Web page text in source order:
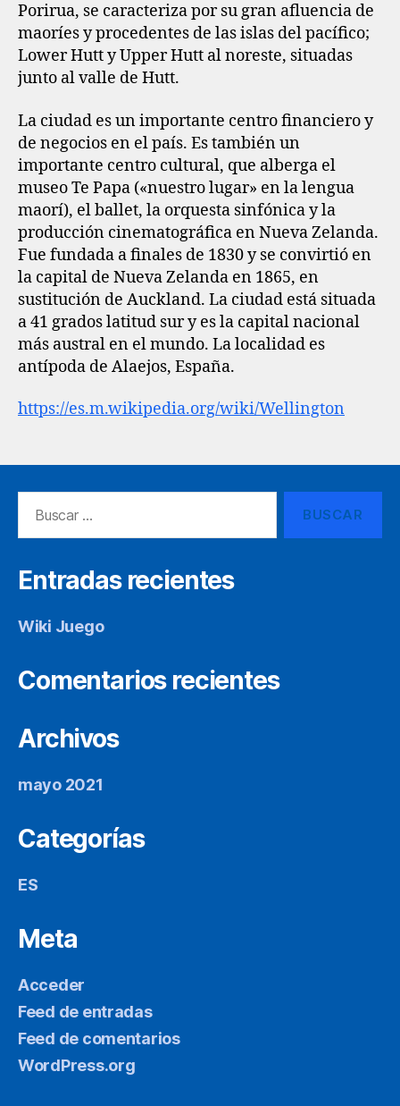
Porirua, se caracteriza por su gran afluencia de
maoríes y procedentes de las islas del pacífico;
Lower Hutt y Upper Hutt al noreste, situadas
junto al valle de Hutt.
La ciudad es un importante centro financiero y
de negocios en el país. Es también un
importante centro cultural, que alberga el
museo Te Papa («nuestro lugar» en la lengua
maorí), el ballet, la orquesta sinfónica y la
producción cinematográfica en Nueva Zelanda.
Fue fundada a finales de 1830 y se convirtió en
la capital de Nueva Zelanda en 1865, en
sustitución de Auckland. La ciudad está situada
a 41 grados latitud sur y es la capital nacional
más austral en el mundo. La localidad es
antípoda de Alaejos, España.
https://es.m.wikipedia.org/wiki/Wellington
Entradas recientes
Wiki Juego
Comentarios recientes
Archivos
mayo 2021
Categorías
ES
Meta
Acceder
Feed de entradas
Feed de comentarios
WordPress.org